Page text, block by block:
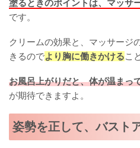
塗るときのポイントは、マッサ
です。
クリームの効果と、マッサージ
きるのでより胸に働きかけるこ
お風呂上がりだと、体が温まっ
が期待できますよ。
姿勢を正して、バスト